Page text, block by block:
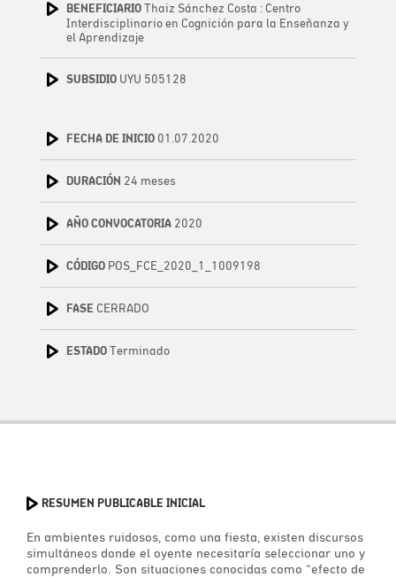
BENEFICIARIOThaiz Sánchez Costa : Centro
Interdisciplinario en Cognición para la Enseñanza y
el Aprendizaje
SUBSIDIO UYU 505128
FECHA DE INICIO 01.07.2020
DURACIÓN 24 meses
AÑO CONVOCATORIA 2020
CÓDIGO POS_FCE_2020_1_1009198
FASE CERRADO
ESTADOTerminado
RESUMEN PUBLICABLE INICIAL
En ambientes ruidosos, como una fiesta, existen discursos
simultáneos donde el oyente necesitaría seleccionar uno y
comprenderlo. Son situaciones conocidas como “efecto de